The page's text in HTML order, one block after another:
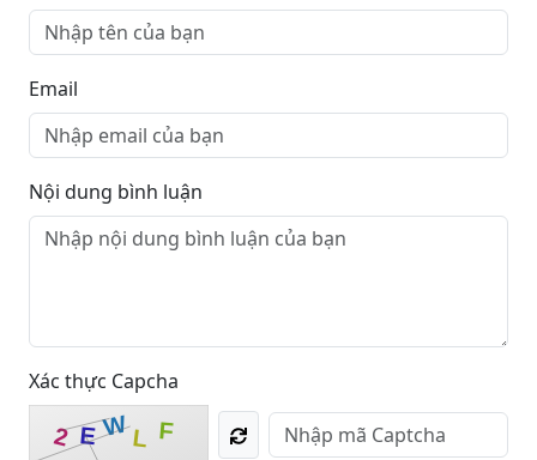
Email
Nội dung bình luận
Xác thực Capcha
2 EWL F